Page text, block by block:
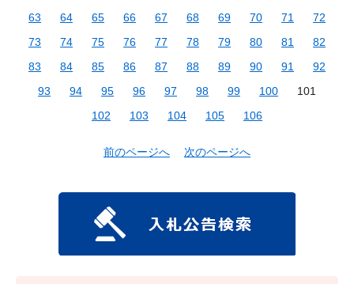
63
64 65 66 67 68 69 70 71
72
73
74 75 76 77 78 79 80 81
82
83
84 85 86 87 88 89 90 91
92
93
94 95 96 97 98 99 100
101
102
103 104 105 106
前のページへ 次のページへ